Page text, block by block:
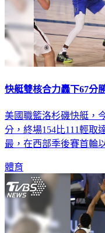
快艇雙核合力轟下67
美國職籃洛杉磯快艇，
分，終場154比111輕取
最，在西部季後賽首輪
體育